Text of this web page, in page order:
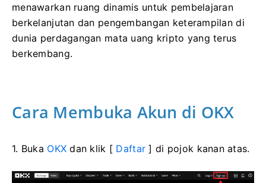
menawarkan ruang dinamis untuk pembelajaran
berkelanjutan dan pengembangan keterampilan di
dunia perdagangan mata uang kripto yang terus
berkembang.
Cara Membuka Akun di OKX
1. Buka OKX dan klik [ Daftar ] di pojok kanan atas.